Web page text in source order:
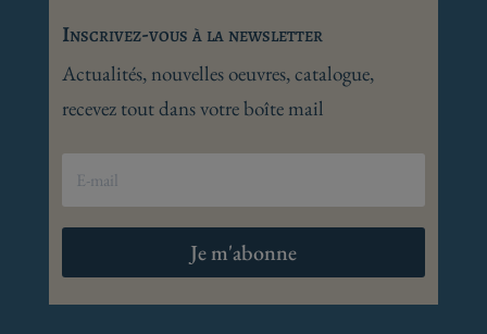
Je m'abonne
© 2025 – 2026 henri-riviere.fr Tous droits
réservés
Mentions légales|Politique de gestion des